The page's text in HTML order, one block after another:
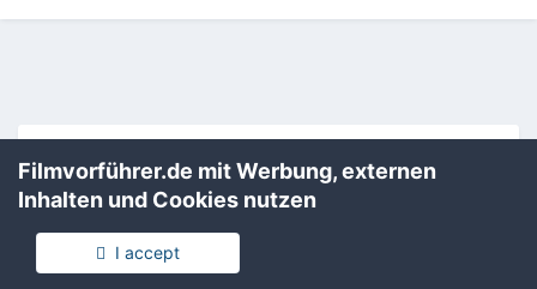
Impressum / Datenschutzerklärung
Nutzungsbedingungen
Filmvorführer.de mit Werbung, externen
Inhalten und Cookies nutzen
I accept